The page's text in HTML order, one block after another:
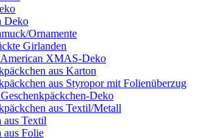
Deko
Ornamente
Girlanden
American XMAS-Deko
aus Karton
aus Styropor mit Folienüberzug
Deko
aus Textil/Metall
aus Textil
aus Folie